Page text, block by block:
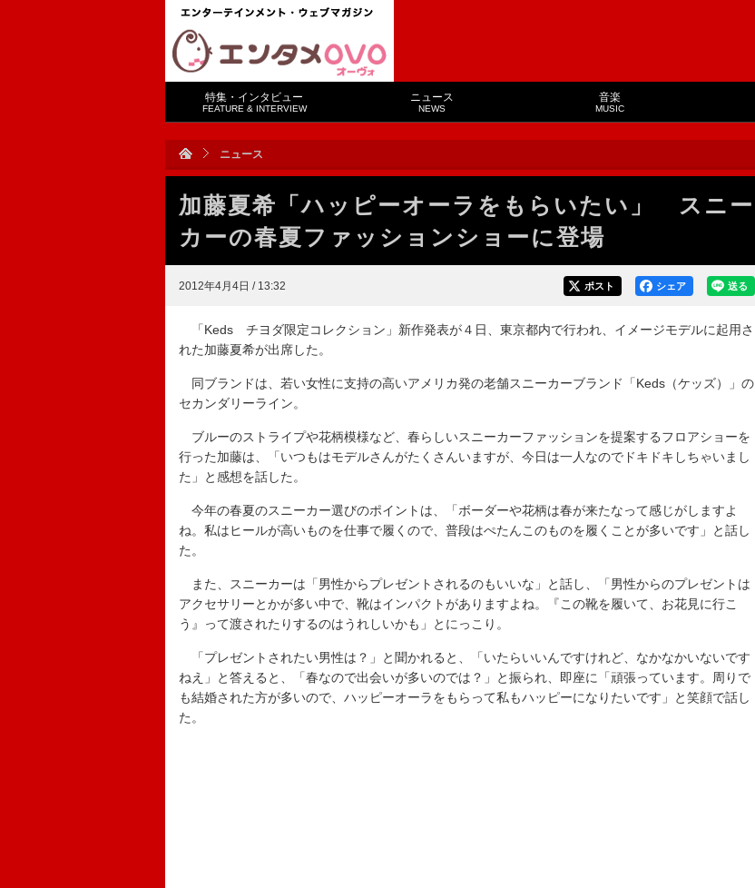
特集・インタビュー
FEATURE & INTERVIEW
ニュース
NEWS
音楽
MUSIC
ニュース
加藤夏希「ハッピーオーラをもらいたい」 スニー
カーの春夏ファッションショーに登場
2012年4月4日 / 13:32 送る
シェア
ポスト
「Keds チヨダ限定コレクション」新作発表が４日、東京都内で行われ、イメージモデルに起用さ
れた加藤夏希が出席した。
同ブランドは、若い女性に支持の高いアメリカ発の老舗スニーカーブランド「Keds（ケッズ）」の
セカンダリーライン。
ブルーのストライプや花柄模様など、春らしいスニーカーファッションを提案するフロアショーを
行った加藤は、「いつもはモデルさんがたくさんいますが、今日は一人なのでドキドキしちゃいまし
た」と感想を話した。
今年の春夏のスニーカー選びのポイントは、「ボーダーや花柄は春が来たなって感じがしますよ
ね。私はヒールが高いものを仕事で履くので、普段はぺたんこのものを履くことが多いです」と話し
た。
また、スニーカーは「男性からプレゼントされるのもいいな」と話し、「男性からのプレゼントは
アクセサリーとかが多い中で、靴はインパクトがありますよね。『この靴を履いて、お花見に行こ
う』って渡されたりするのはうれしいかも」とにっこり。
「プレゼントされたい男性は？」と聞かれると、「いたらいいんですけれど、なかなかいないです
ねえ」と答えると、「春なので出会いが多いのでは？」と振られ、即座に「頑張っています。周りで
も結婚された方が多いので、ハッピーオーラをもらって私もハッピーになりたいです」と笑顔で話し
た。